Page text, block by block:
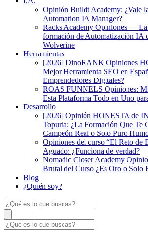
Opinión Buildt Academy: ¿Vale
Automation IA Manager?
Racks Academy Opiniones — La
formación de Automatización IA
Wolverine
Herramientas
[2026] DinoRANK Opiniones
Mejor Herramienta SEO en
Emprendedores Digitales?
ROAS FUNNELS Opiniones:
Esta Plataforma Todo en Uno
Desarrollo
[2026] Opinión HONESTA de
Topuria: ¿La Formación Que Te
Campeón Real o Solo Puro
Opiniones del curso “El Reto de
Aguado: ¿Funciona de verdad?
Nomadic Closer Academy
Brutal del Curso ¿Es Oro o Solo
Blog
¿Quién soy?